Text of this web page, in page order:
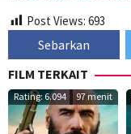
Post Views: 693
Sebarkan
FILM TERKAIT
Rating: 6.094 97 menit